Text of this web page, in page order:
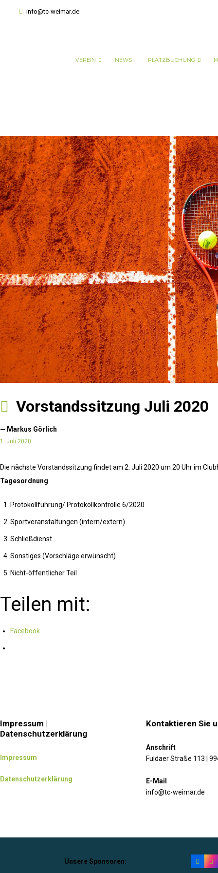
info@tc-weimar.de
VEREIN NEWS PLATZBUCHUNG
Vorstandssitzung Juli 2020
— Markus Görlich
1. Juli 2020
Die nächste Vorstandssitzung findet am 2. Juli 2020 um 20 Uhr im
Tagesordnung
Protokollführung/ Protokollkontrolle 6/2020
Sportveranstaltungen (intern/extern)
Schließdienst
Sonstiges (Vorschläge erwünscht)
Nicht-öffentlicher Teil
Teilen mit:
Facebook
Impressum |
Datenschutzerklärung
Impressum
Datenschutzerklärung
Kontaktieren Sie
Anschrift
Fuldaer Straße 113 |
E-Mail
info@tc-weimar.de
Unsere Sponsoren: